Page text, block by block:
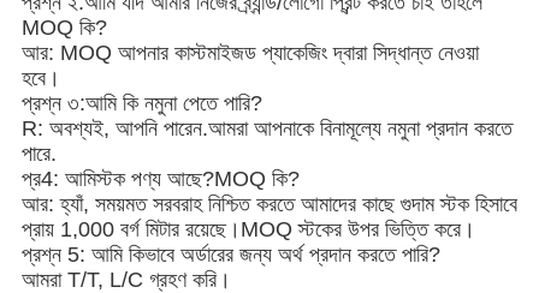
MOQ কি?
আর: MOQ আপনার কাস্টমাইজড প্যাকেজিং দ্বারা সিদ্ধান্ত নেওয়া
হবে।
প্রশ্ন ৩:আমি কি নমুনা পেতে পারি?
R: অবশ্যই, আপনি পারেন.আমরা আপনাকে বিনামূল্যে নমুনা প্রদান করতে
পারে.
প্র4: আমিস্টক পণ্য আছে?MOQ কি?
আর: হ্যাঁ, সময়মত সরবরাহ নিশ্চিত করতে আমাদের কাছে গুদাম স্টক হিসাবে
প্রায় 1,000 বর্গ মিটার রয়েছে।MOQ স্টকের উপর ভিত্তি করে।
প্রশ্ন 5: আমি কিভাবে অর্ডারের জন্য অর্থ প্রদান করতে পারি?
আমরা T/T, L/C গ্রহণ করি।